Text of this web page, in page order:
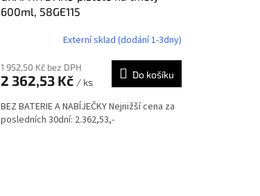
600ml, 58GE115
Externí sklad (dodání 1-3dny)
1 952,50 Kč bez DPH
2 362,53 Kč / ks
Do košíku
BEZ BATERIE A NABÍJEČKY Nejnižší cena za
posledních 30dní: 2.362,53,-